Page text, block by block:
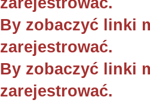
By zobaczyć linki
zarejestrować.
By zobaczyć linki
zarejestrować.